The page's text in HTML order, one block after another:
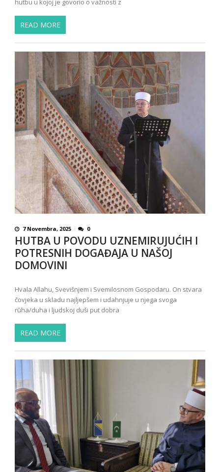
READ MORE
7 Novembra, 2025 0
HUTBA U POVODU UZNEMIRUJUĆIH I
POTRESNIH DOGAĐAJA U NAŠOJ
DOMOVINI
Hvala Allahu, Svevišnjem i Svemilosnom Gospodaru. On stvara
čovjeka u skladu najljepšem i udahnjuje u njega svoga
rūha/duha i ljudskoj duši put dobra
READ MORE